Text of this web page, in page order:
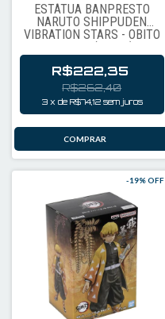
ESTÁTUA BANPRESTO
NARUTO SHIPPUDEN
VIBRATION STARS - OBITO
UCHIHA (89482)
R$222,35
R$262,40
3 x de R$74,12 sem juros
-19% OFF